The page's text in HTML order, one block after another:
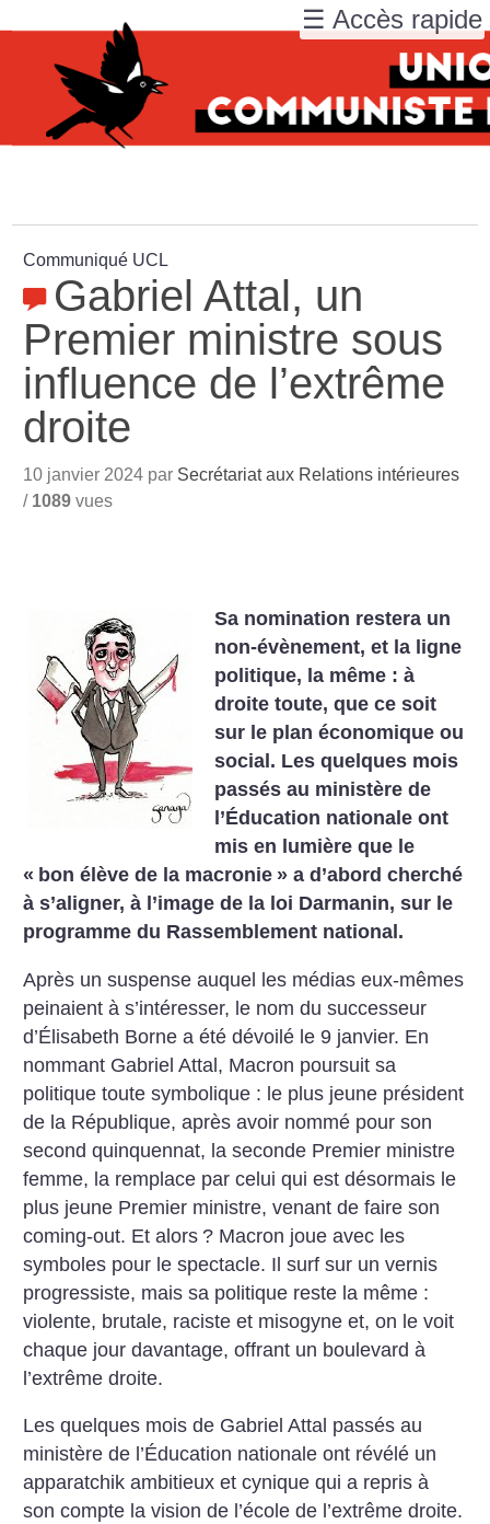
Communiqué UCL
Gabriel Attal, un
Premier ministre sous
influence de l’extrême
droite
10 janvier 2024 par Secrétariat aux Relations intérieures
/ 1089 vues
Sa nomination restera un
non-évènement, et la ligne
politique, la même : à
droite toute, que ce soit
sur le plan économique ou
social. Les quelques mois
passés au ministère de
l’Éducation nationale ont
mis en lumière que le
« bon élève de la macronie » a d’abord cherché
à s’aligner, à l’image de la loi Darmanin, sur le
programme du Rassemblement national.
Après un suspense auquel les médias eux-mêmes
peinaient à s’intéresser, le nom du successeur
d’Élisabeth Borne a été dévoilé le 9 janvier. En
nommant Gabriel Attal, Macron poursuit sa
politique toute symbolique : le plus jeune président
de la République, après avoir nommé pour son
second quinquennat, la seconde Premier ministre
femme, la remplace par celui qui est désormais le
plus jeune Premier ministre, venant de faire son
coming-out. Et alors ? Macron joue avec les
symboles pour le spectacle. Il surf sur un vernis
progressiste, mais sa politique reste la même :
violente, brutale, raciste et misogyne et, on le voit
chaque jour davantage, offrant un boulevard à
l’extrême droite.
Les quelques mois de Gabriel Attal passés au
ministère de l’Éducation nationale ont révélé un
apparatchik ambitieux et cynique qui a repris à
son compte la vision de l’école de l’extrême droite.
☰ Accès rapide